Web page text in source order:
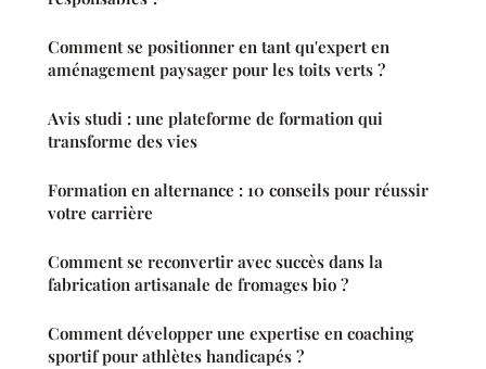
Comment se positionner en tant qu'expert en
aménagement paysager pour les toits verts ?
Avis studi : une plateforme de formation qui
transforme des vies
Formation en alternance : 10 conseils pour réussir
votre carrière
Comment se reconvertir avec succès dans la
fabrication artisanale de fromages bio ?
Comment développer une expertise en coaching
sportif pour athlètes handicapés ?